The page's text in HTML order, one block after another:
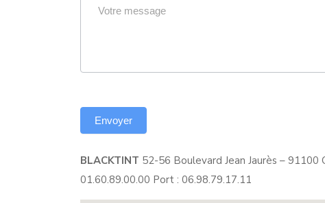
BLACKTINT 52-56 Boulevard Jean Jaurès – 91100
01.60.89.00.00 Port : 06.98.79.17.11